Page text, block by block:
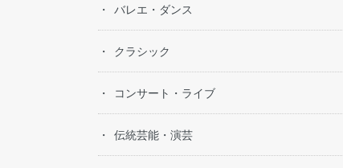
バレエ・ダンス
クラシック
コンサート・ライブ
伝統芸能・演芸